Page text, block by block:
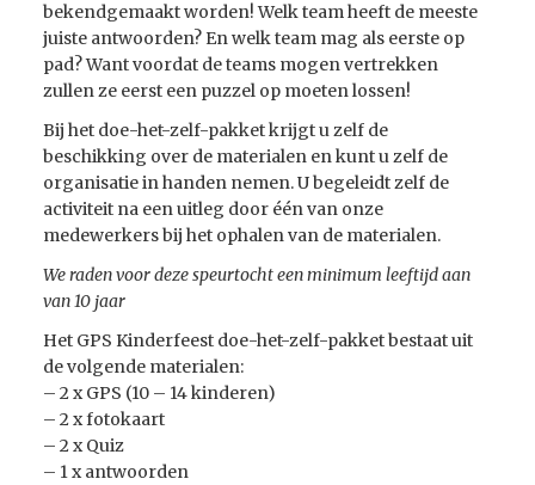
bekendgemaakt worden! Welk team heeft de meeste
juiste antwoorden? En welk team mag als eerste op
pad? Want voordat de teams mogen vertrekken
zullen ze eerst een puzzel op moeten lossen!
Bij het doe-het-zelf-pakket krijgt u zelf de
beschikking over de materialen en kunt u zelf de
organisatie in handen nemen. U begeleidt zelf de
activiteit na een uitleg door één van onze
medewerkers bij het ophalen van de materialen.
We raden voor deze speurtocht een minimum leeftijd aan
van 10 jaar
Het GPS Kinderfeest doe-het-zelf-pakket bestaat uit
de volgende materialen:
– 2 x GPS (10 – 14 kinderen)
– 2 x fotokaart
– 2 x Quiz
– 1 x antwoorden